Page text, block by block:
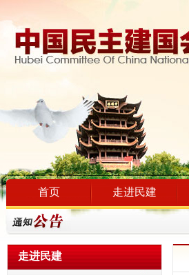
首页 走进民建
走进民建